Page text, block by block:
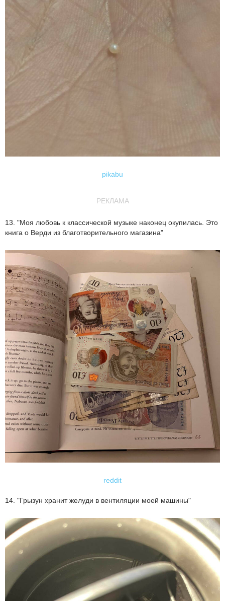
pikabu
РЕКЛАМА
13. "Моя любовь к классической музыке наконец окупилась. Это
книга о Верди из благотворительного магазина"
reddit
14. "Грызун хранит желуди в вентиляции моей машины"